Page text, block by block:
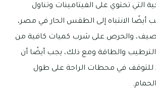
التي تحتوي على الفيتامينات وتناول
أيضًا الانتباه إلى الطقس الحار في مصر،
والحرص على شرب كميات كافية من
والطاقة ومع ذلك، يجب أيضًا أن
للتوقف في محطات الراحة على طول